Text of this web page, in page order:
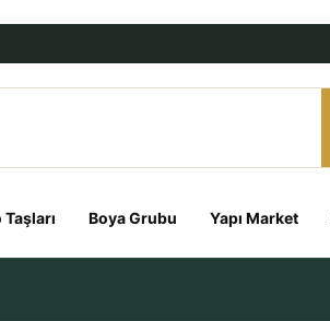
Boya Grubu Yapı Market